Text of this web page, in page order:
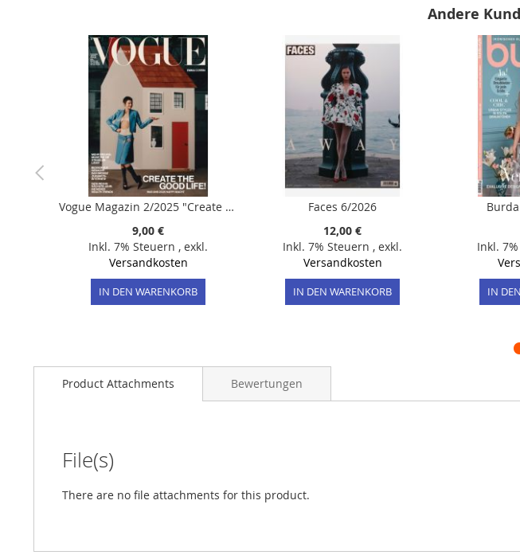
Andere
Vogue Magazin 2/2025 "Create the good Life! + Jahreshoroskop 2025"
9,00 €
Inkl. 7% Steuern , exkl.
Versandkosten
IN DEN WARENKORB
Faces 6/2026
12,00 €
Inkl. 7% Steuern , exkl.
Versandkosten
IN DEN WARENKORB
Inkl.
IN
Product Attachments
File(s)
There are no file attachments for this product.
Bewertungen